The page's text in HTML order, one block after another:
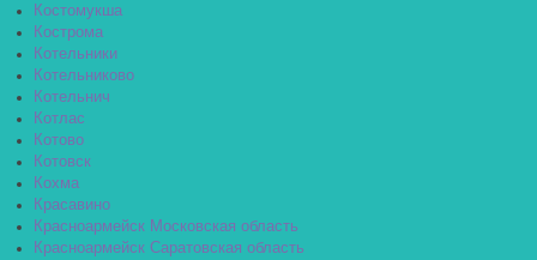
Костомукша
Кострома
Котельники
Котельниково
Котельнич
Котлас
Котово
Котовск
Кохма
Красавино
Красноармейск Московская область
Красноармейск Саратовская область